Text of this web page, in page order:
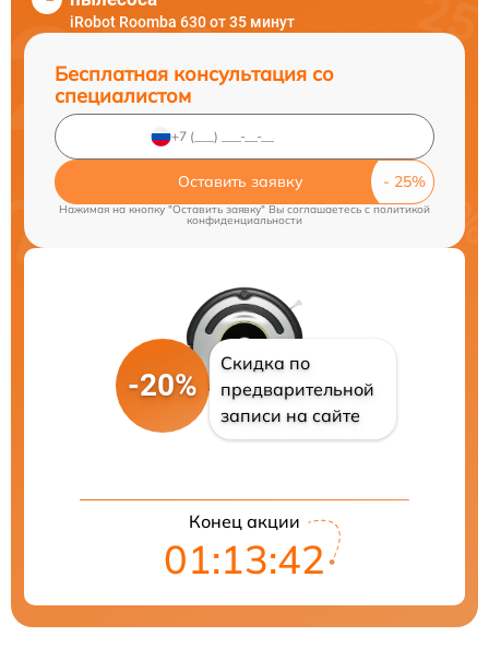
iRobot Roomba 630 от 35 минут
Бесплатная консультация со
специалистом
Оставить заявку
Нажимая на кнопку "Оставить заявку" Вы соглашаетесь cполитикой
конфиденциальности
-20%
Скидка по
предварительной
записи на сайте
Конец акции
01:13:41